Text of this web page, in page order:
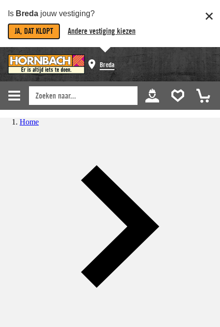
Is Breda jouw vestiging?
JA, DAT KLOPT Andere vestiging kiezen
Breda
Home